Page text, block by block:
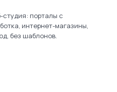
студия: порталы с
интернет-магазины,
без шаблонов.